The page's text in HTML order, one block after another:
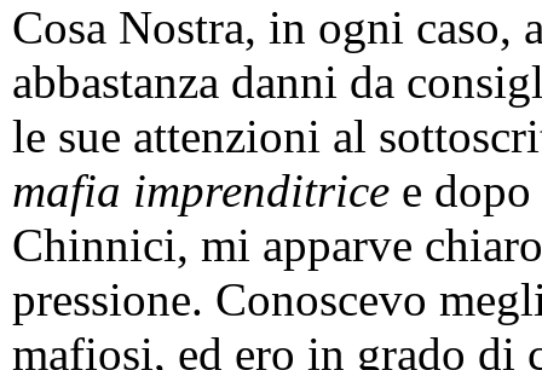
Cosa Nostra, in ogni caso,
abbastanza danni da
le sue attenzioni al
mafia imprenditrice e
Chinnici, mi apparve
pressione. Conoscevo
mafiosi, ed ero in grado